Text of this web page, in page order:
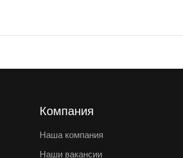
Компания
Наша компания
Наши вакансии